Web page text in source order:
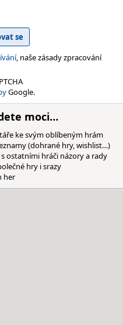
, naše zásady zpracování
Google.
moci…
ke svým oblíbeným hrám
(dohrané hry, wishlist…)
ostatními hráči názory a rady
hry i srazy
her